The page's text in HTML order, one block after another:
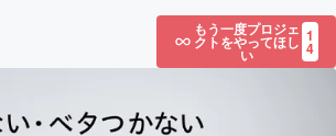
もう一度プロジェ
クトをやってほし
い
1
4